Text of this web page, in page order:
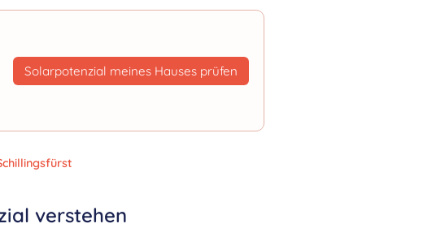
Solarpotenzial meines Hauses prüfen
verstehen